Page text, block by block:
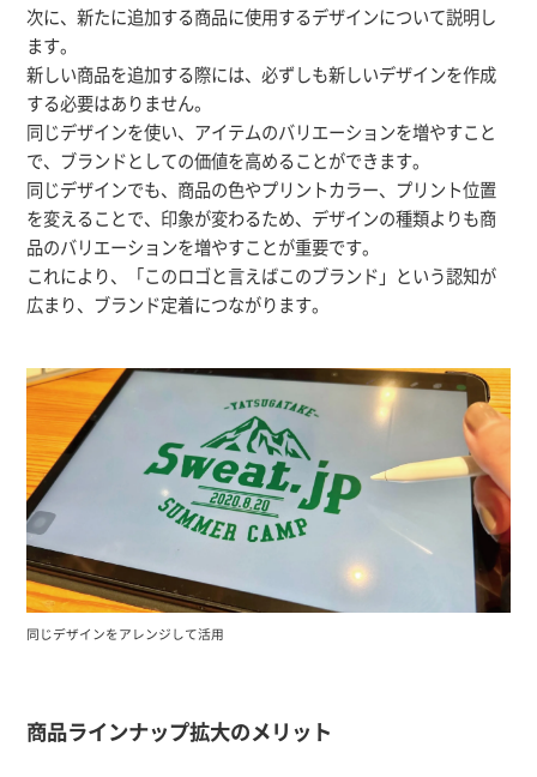
次に、新たに追加する商品に使用するデザインについて説明し
ます。
新しい商品を追加する際には、必ずしも新しいデザインを作成
する必要はありません。
同じデザインを使い、アイテムのバリエーションを増やすこと
で、ブランドとしての価値を高めることができます。
同じデザインでも、商品の色やプリントカラー、プリント位置
を変えることで、印象が変わるため、デザインの種類よりも商
品のバリエーションを増やすことが重要です。
これにより、「このロゴと言えばこのブランド」という認知が
広まり、ブランド定着につながります。
同じデザインをアレンジして活用
商品ラインナップ拡大のメリット